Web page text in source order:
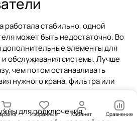
работала стабильно, одной
может быть недостаточно. Во
дополнительные элементы для
обслуживания системы. Лучше
чем потом останавливать
нужного крана, фильтра или
для подключения
Избранные Кабинет Сравнение